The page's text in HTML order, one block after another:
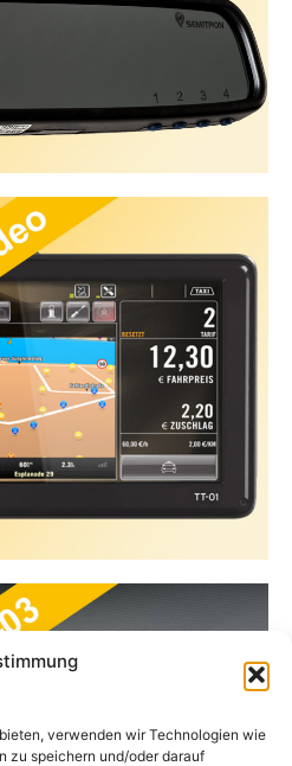
verwenden wir Technologien wie
zu speichern und/oder darauf